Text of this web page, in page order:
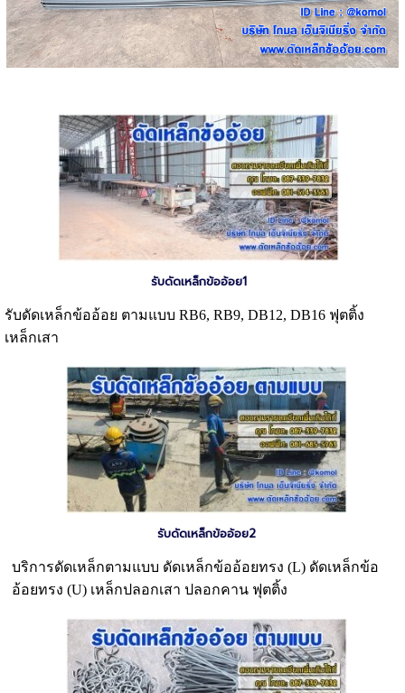
รับดัดเหล็กข้ออ้อย1
รับดัดเหล็กข้ออ้อย ตามแบบ RB6, RB9, DB12, DB16 ฟุตติ้ง
เหล็กเสา
รับดัดเหล็กข้ออ้อย2
บริการดัดเหล็กตามแบบ ดัดเหล็กข้ออ้อยทรง (L) ดัดเหล็กข้อ
อ้อยทรง (U) เหล็กปลอกเสา ปลอกคาน ฟุตติ้ง